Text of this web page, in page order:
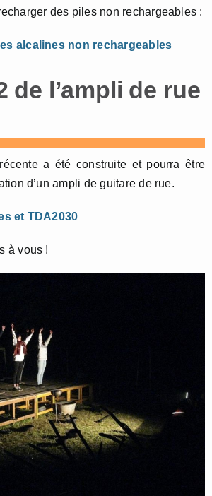
des piles non rechargeables :
alcalines non rechargeables
de l’ampli de rue
a été construite et pourra être
d’un ampli de guitare de rue.
et TDA2030
à vous !